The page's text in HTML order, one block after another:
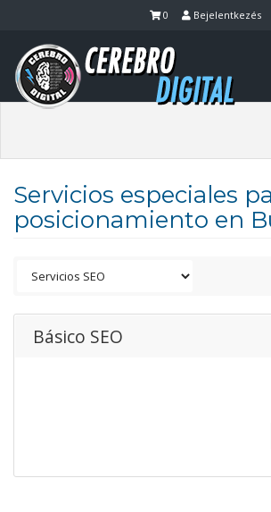
Bejelentkezés
0
Servicios especiales
posicionamiento en
Básico SEO